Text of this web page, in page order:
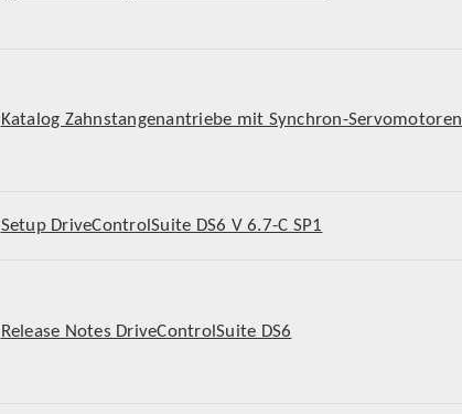
Katalog Zahnstangenantriebe mit Synchron-Servomotoren
Setup DriveControlSuite DS6 V 6.7-C SP1
Release Notes DriveControlSuite DS6